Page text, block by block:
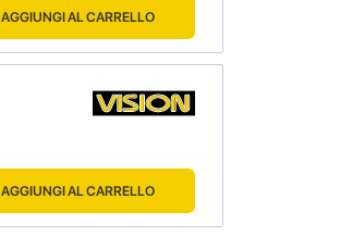
AGGIUNGI AL CARRELLO
AGGIUNGI AL CARRELLO